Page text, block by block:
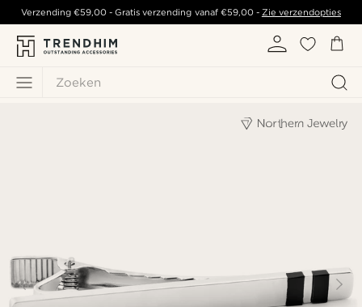
Zoeken
Verzending€59,00 - Gratis verzending vanaf €59,00- Zie verzendopties